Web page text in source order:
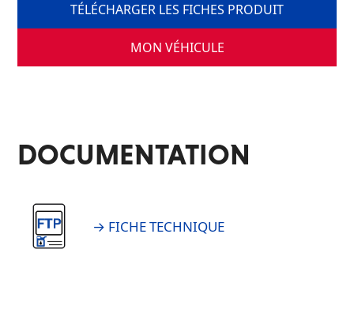
TÉLÉCHARGER LES FICHES PRODUIT
MON VÉHICULE
DOCUMENTATION
→ FICHE TECHNIQUE